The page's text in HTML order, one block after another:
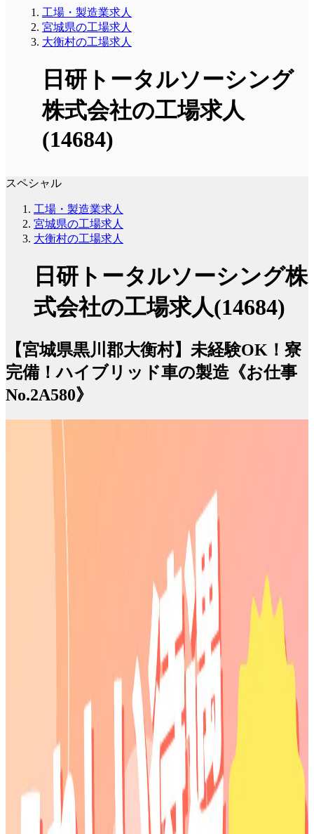
工場・製造業求人
宮城県の工場求人
大衡村の工場求人
日研トータルソーシング
株式会社の工場求人
(14684)
スペシャル
工場・製造業求人
宮城県の工場求人
大衡村の工場求人
日研トータルソーシング株
式会社の工場求人(14684)
【宮城県黒川郡大衡村】未経験OK！寮
完備！ハイブリッド車の製造《お仕事
No.2A580》